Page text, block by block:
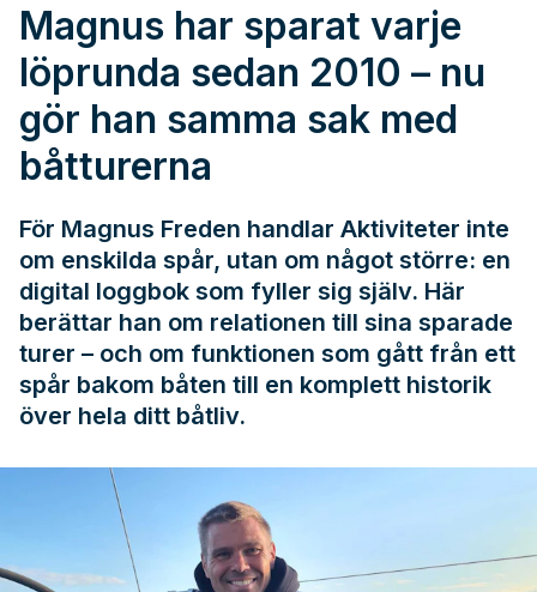
Magnus har sparat varje
löprunda sedan 2010 – nu
gör han samma sak med
båtturerna
För Magnus Freden handlar Aktiviteter inte
om enskilda spår, utan om något större: en
digital loggbok som fyller sig själv. Här
berättar han om relationen till sina sparade
turer – och om funktionen som gått från ett
spår bakom båten till en komplett historik
över hela ditt båtliv.